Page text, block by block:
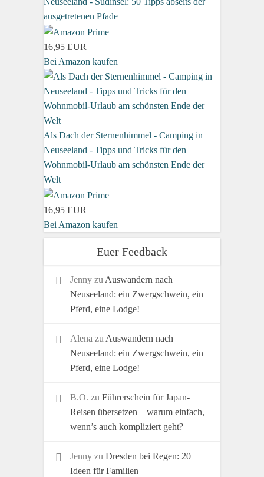
ausgetretenen Pfade
16,95 EUR
Bei Amazon kaufen
Als Dach der Sternenhimmel - Camping in
Neuseeland - Tipps und Tricks für den
Wohnmobil-Urlaub am schönsten Ende der
Welt
16,95 EUR
Bei Amazon kaufen
Euer Feedback
Jenny zu Auswandern nach
Neuseeland: ein Zwergschwein, ein
Pferd, eine Lodge!
Alena zu Auswandern nach
Neuseeland: ein Zwergschwein, ein
Pferd, eine Lodge!
B.O. zu Führerschein für Japan-
Reisen übersetzen – warum einfach,
wenn’s auch kompliziert geht?
Jenny zu Dresden bei Regen: 20
Ideen für Familien